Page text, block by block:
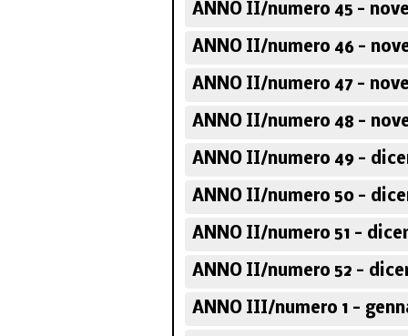
ANNO II/numero 45 -
ANNO II/numero 46 -
ANNO II/numero 47 -
ANNO II/numero 48 -
ANNO II/numero 49 -
ANNO II/numero 50 -
ANNO II/numero 51 -
ANNO II/numero 52 -
ANNO III/numero 1 -